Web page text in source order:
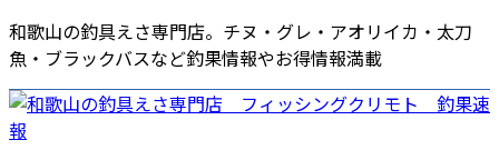
コ
ン
テ
ン
ツ
ナ
ビ
ゲ
ー
シ
和歌山の釣具えさ専門店。チヌ・グレ・アオリイカ・太刀
魚・ブラックバスなど釣果情報やお得情報満載